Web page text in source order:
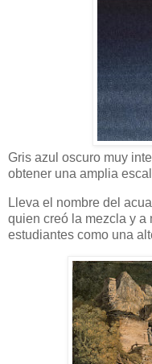
Gris azul oscuro muy
obtener una amplia
Lleva el nombre del
quien creó la mezcla y a
estudiantes como una